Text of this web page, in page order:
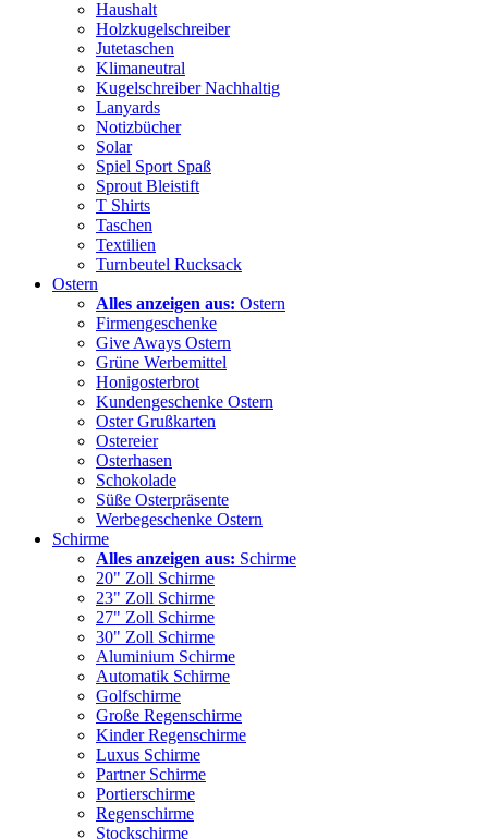
Haushalt
Holzkugelschreiber
Jutetaschen
Klimaneutral
Kugelschreiber Nachhaltig
Lanyards
Notizbücher
Solar
Spiel Sport Spaß
Sprout Bleistift
T Shirts
Taschen
Textilien
Turnbeutel Rucksack
Ostern
Alles anzeigen aus: Ostern
Firmengeschenke
Give Aways Ostern
Grüne Werbemittel
Honigosterbrot
Kundengeschenke Ostern
Oster Grußkarten
Ostereier
Osterhasen
Schokolade
Süße Osterpräsente
Werbegeschenke Ostern
Schirme
Alles anzeigen aus: Schirme
20" Zoll Schirme
23" Zoll Schirme
27" Zoll Schirme
30" Zoll Schirme
Aluminium Schirme
Automatik Schirme
Golfschirme
Große Regenschirme
Kinder Regenschirme
Luxus Schirme
Partner Schirme
Portierschirme
Regenschirme
Stockschirme